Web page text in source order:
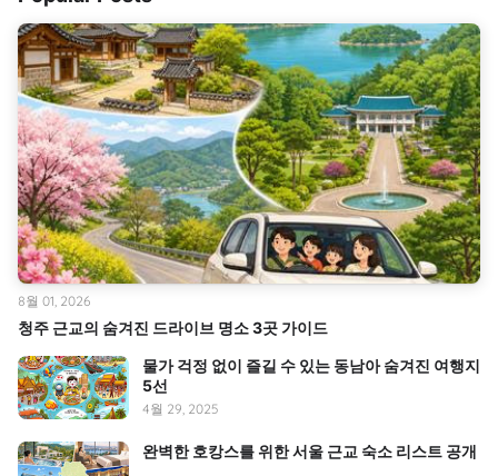
청주 근교의 숨겨진 드라이브 명소 3곳 가이드
8월 01, 2026
물가 걱정 없이 즐길 수 있는 동남아 숨겨진 여행지
5선
4월 29, 2025
완벽한 호캉스를 위한 서울 근교 숙소 리스트 공개